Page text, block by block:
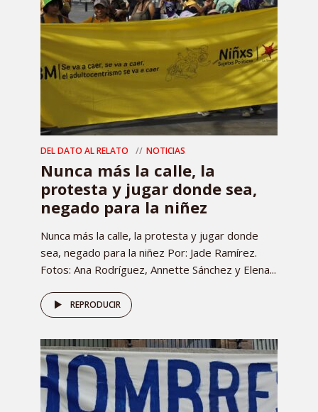
DEL DATO AL RELATO NOTICIAS
Nunca más la calle, la
protesta y jugar donde sea,
negado para la niñez
Nunca más la calle, la protesta y jugar donde
sea, negado para la niñez Por: Jade Ramírez.
Fotos: Ana Rodríguez, Annette Sánchez y Elena...
REPRODUCIR